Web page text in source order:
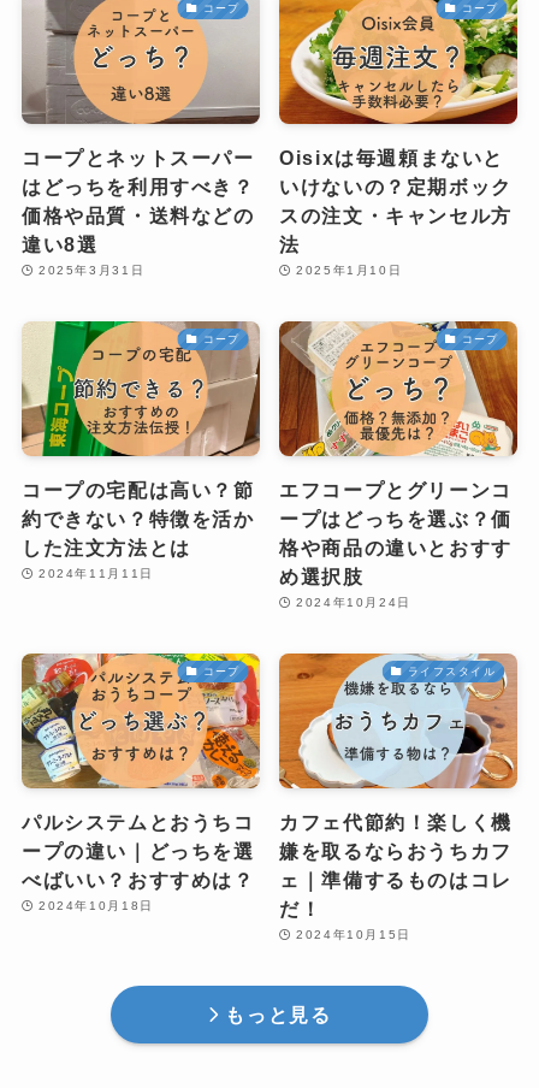
コープ
コープとネットスーパー
はどっちを利用すべき？
価格や品質・送料などの
違い8選
2025年3月31日
コープ
Oisixは毎週頼まないと
いけないの？定期ボック
スの注文・キャンセル方
法
2025年1月10日
コープ
コープの宅配は高い？節
約できない？特徴を活か
した注文方法とは
2024年11月11日
コープ
エフコープとグリーンコ
ープはどっちを選ぶ？価
格や商品の違いとおすす
め選択肢
2024年10月24日
コープ
パルシステムとおうちコ
ープの違い｜どっちを選
べばいい？おすすめは？
2024年10月18日
ライフスタイル
カフェ代節約！楽しく機
嫌を取るならおうちカフ
ェ｜準備するものはコレ
だ！
2024年10月15日
もっと見る